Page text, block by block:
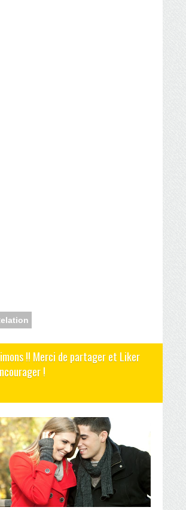
!! Merci de partager et Liker
!